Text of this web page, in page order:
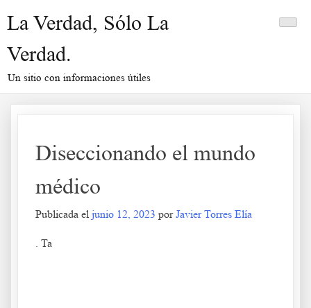
La Verdad, Sólo La
Verdad.
Un sitio con informaciones útiles
Diseccionando el mundo
médico
Publicada el junio 12, 2023 porJavier Torres Elía
. Ta